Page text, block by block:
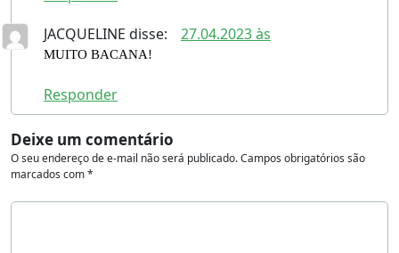
JACQUELINE disse: 27.04.2023 às
MUITO BACANA!
Responder
Deixe um comentário
O seu endereço de e-mail não será publicado.Campos obrigatórios são
marcados com*